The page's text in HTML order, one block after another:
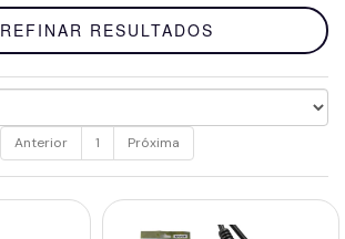
REFINAR RESULTADOS
Anterior 1 Próxima